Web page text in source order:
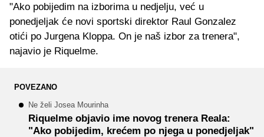
"Ako pobijedim na izborima u nedjelju, već u
ponedjeljak će novi sportski direktor Raul Gonzalez
otići po Jurgena Kloppa. On je naš izbor za trenera",
najavio je Riquelme.
POVEZANO
Ne želi Josea Mourinha
Riquelme objavio ime novog trenera Reala:
"Ako pobijedim, krećem po njega u ponedjeljak"